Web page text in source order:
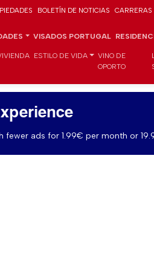
BOLETÍN DE NOTICIAS CARRERAS
VISADOS PORTUGAL
ESTILO DE VIDA
VINO DE
OPORTO
fewer ads for 1.99€ per month or